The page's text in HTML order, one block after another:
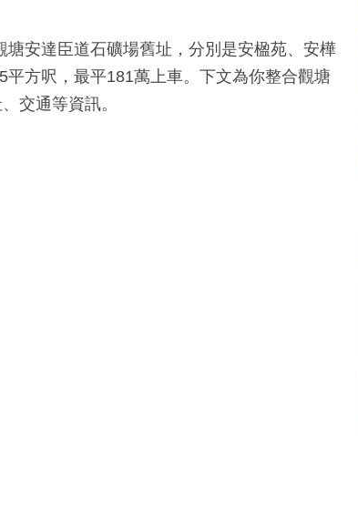
安達臣道石礦場舊址，分別是安楹苑、安樺
方呎，最平181萬上車。下文為你整合觀塘
交通等資訊。